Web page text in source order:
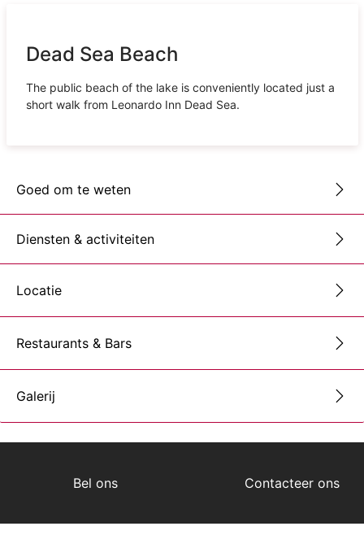
Dead Sea Beach
The public beach of the lake is conveniently located just a
short walk from Leonardo Inn Dead Sea.
Goed om te weten
Diensten & activiteiten
Locatie
Restaurants & Bars
Galerij
Bel ons Contacteer ons